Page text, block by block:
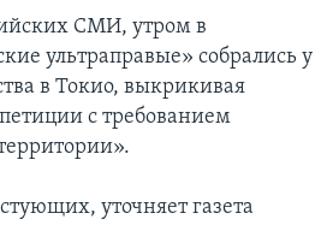
СМИ, утром в
ультраправые» собрались у
в Токио, выкрикивая
с требованием
уточняет газета